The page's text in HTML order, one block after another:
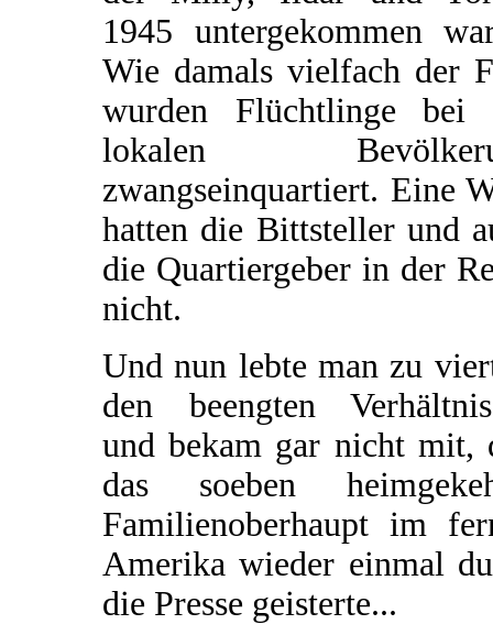
1945 untergekommen
Wie damals vielfach der
wurden Flüchtlinge bei
lokalen
zwangseinquartiert. Eine
hatten die Bittsteller und
die Quartiergeber in der
nicht.
Und nun lebte man zu
den beengten
und bekam gar nicht mit,
das soeben
Familienoberhaupt im
Amerika wieder einmal
die Presse geisterte...